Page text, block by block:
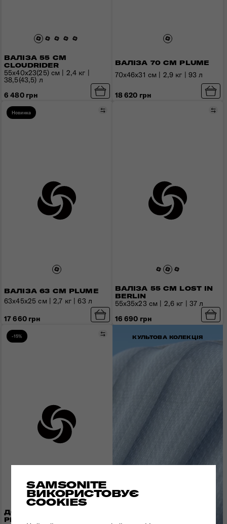
SAMSONITE
ВИКОРИСТОВУЄ
COOKIES
ВАЛІЗА 55 СМ
CLOUDRIDER
55x40x23(25) см | 2,4 кг |
38,5(43,5) л
6 480 грн
ВАЛІЗА 70 СМ PLUME
70х46х31 см | 2,9 кг | 93 л
18 620 грн
Новинка
ВАЛІЗА 63 СМ PLUME
Порівняти
63х45х25 см | 2,7 кг | 63 л
17 660 грн
ВАЛІЗА 55 СМ LOST IN
BERLIN
55x35x23 см | 2,6 кг | 37 л
16 690 грн
-15%
ДОРОЖНЯ СУМКА-
РЮКЗАК GLAM-GO
ПорівнятиКУЛЬТОВА КОЛЕКЦІЯ
ВІДКРИЙТЕ C-